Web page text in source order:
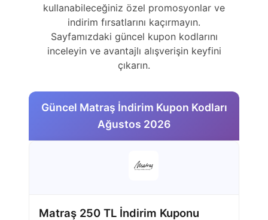
kullanabileceğiniz özel promosyonlar ve
indirim fırsatlarını kaçırmayın.
Sayfamızdaki güncel kupon kodlarını
inceleyin ve avantajlı alışverişin keyfini
çıkarın.
Güncel Matraş İndirim Kupon Kodları
Ağustos 2026
Matraş 250 TL İndirim Kuponu